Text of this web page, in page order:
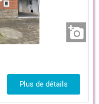
Plus de détails